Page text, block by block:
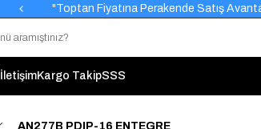
"Toptan Fiyatına Perakende Satış
İletişimKargo TakipSSS
AN277B PDIP-16 ENTEGRE